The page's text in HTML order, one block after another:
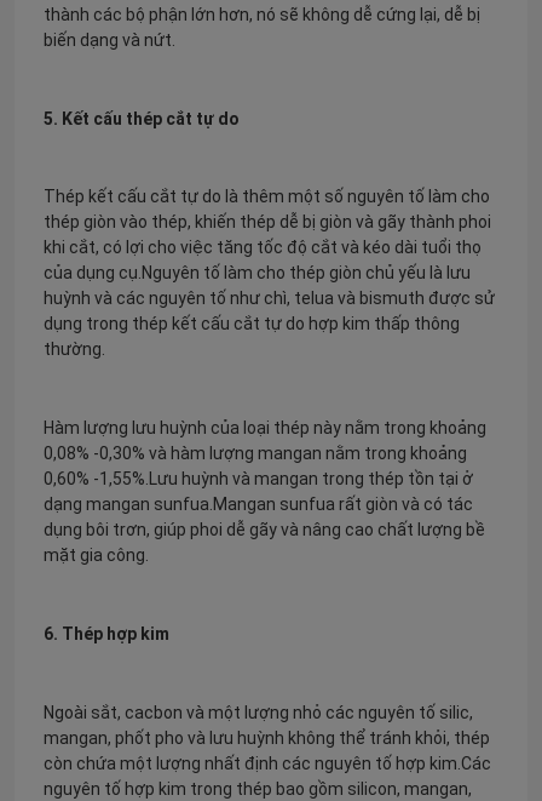
thành các bộ phận lớn hơn, nó sẽ không dễ cứng lại, dễ bị
biến dạng và nứt.
5. Kết cấu thép cắt tự do
Thép kết cấu cắt tự do là thêm một số nguyên tố làm cho
thép giòn vào thép, khiến thép dễ bị giòn và gãy thành phoi
khi cắt, có lợi cho việc tăng tốc độ cắt và kéo dài tuổi thọ
của dụng cụ.Nguyên tố làm cho thép giòn chủ yếu là lưu
huỳnh và các nguyên tố như chì, telua và bismuth được sử
dụng trong thép kết cấu cắt tự do hợp kim thấp thông
thường.
Hàm lượng lưu huỳnh của loại thép này nằm trong khoảng
0,08% -0,30% và hàm lượng mangan nằm trong khoảng
0,60% -1,55%.Lưu huỳnh và mangan trong thép tồn tại ở
dạng mangan sunfua.Mangan sunfua rất giòn và có tác
dụng bôi trơn, giúp phoi dễ gãy và nâng cao chất lượng bề
mặt gia công.
6. Thép hợp kim
Ngoài sắt, cacbon và một lượng nhỏ các nguyên tố silic,
mangan, phốt pho và lưu huỳnh không thể tránh khỏi, thép
còn chứa một lượng nhất định các nguyên tố hợp kim.Các
nguyên tố hợp kim trong thép bao gồm silicon, mangan,